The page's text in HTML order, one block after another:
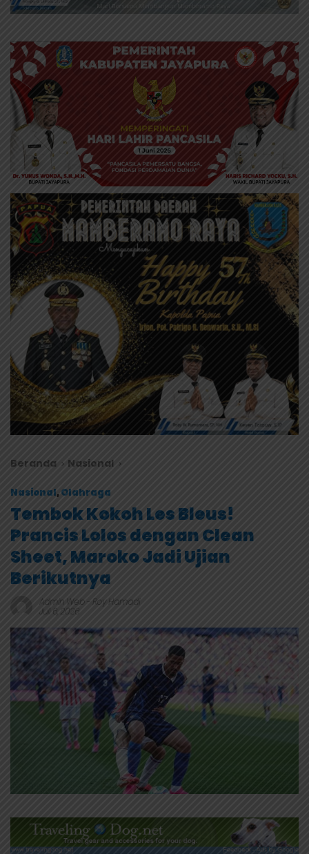
Beranda Nasional
Nasional,Olahraga
Tembok Kokoh Les Bleus!
Prancis Lolos dengan Clean
Sheet, Maroko Jadi Ujian
Berikutnya
Admin Web- Roy Hamadi
Juli 6, 2026